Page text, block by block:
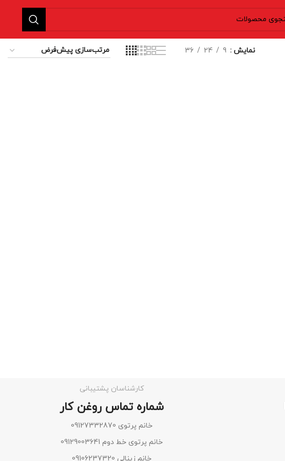
نمایش 9
24
36
کارشناسان پشتیبانی
شماره تماس روغن کار
خانم پرتوی 09127332870
خانم پرتوی خط دوم 09129003641
خانم زینالی 09106237320